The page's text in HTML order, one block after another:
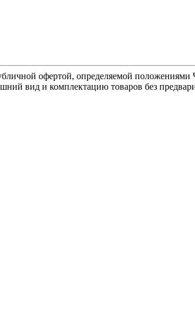
офертой, определяемой
вид и комплектацию товаров без